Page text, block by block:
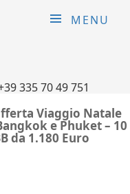
MENU
335 70 49 751
Viaggio Natale
e Phuket – 10
da 1.180 Euro